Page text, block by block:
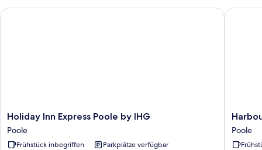
Holiday
Inn
Express
Poole
Holiday Inn Express Poole by IHG
Poole
Frühstück inbegriffen
Parkplätze verfügbar
Holiday Inn Express Poole by IHG
Harbour
Heights
Hotel
Poole
Poole